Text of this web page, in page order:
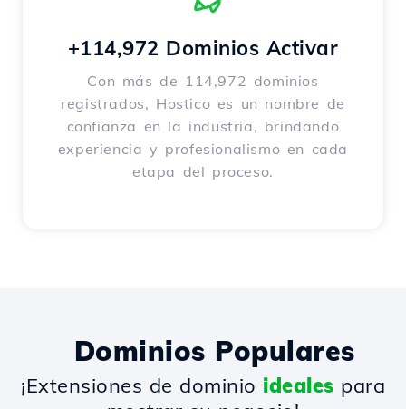
+114,972 Dominios Activar
Con más de 114,972 dominios
registrados, Hostico es un nombre de
confianza en la industria, brindando
experiencia y profesionalismo en cada
etapa del proceso.
Dominios Populares
¡Extensiones de dominio ideales para